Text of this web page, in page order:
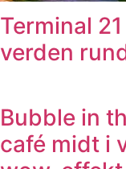
Terminal
verden
Bubble in
café midt i